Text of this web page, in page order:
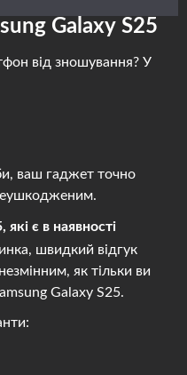
Galaxy S25
від зношування? У
ваш гаджет точно
є в наявності
швидкий відгук
як тільки ви
Galaxy S25.